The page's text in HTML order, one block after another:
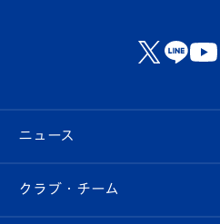
ニュース
すべて
クラブ・チーム